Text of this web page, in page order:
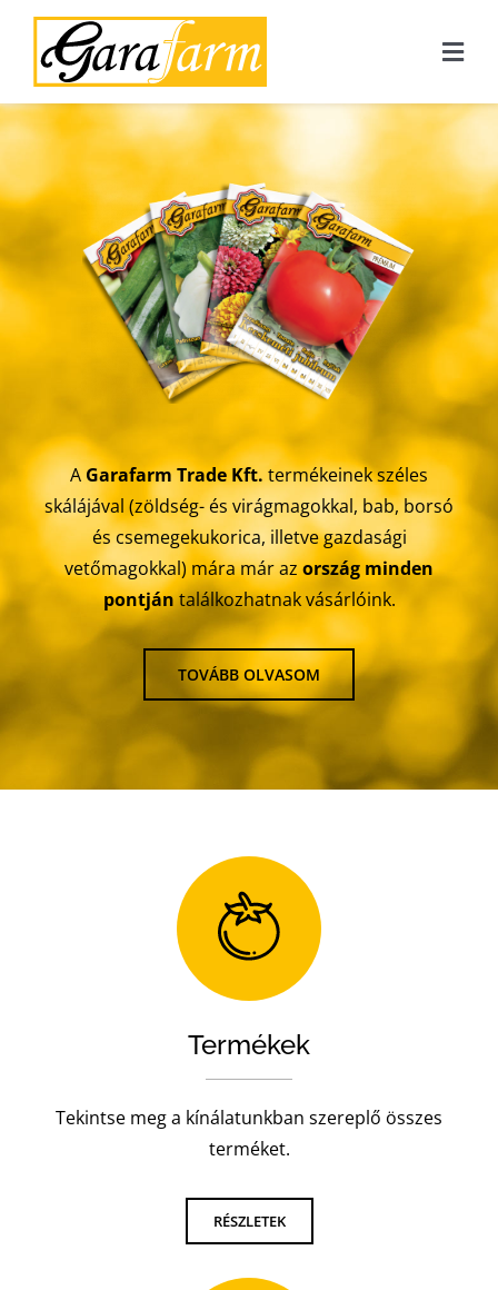
Kihagyás
RÓLUNK
TERMÉKEINK
MAGROVET
KAPCSOLAT
A Garafarm Trade Kft. termékeinek széles
skálájával (zöldség- és virágmagokkal, bab, borsó
és csemegekukorica, illetve gazdasági
vetőmagokkal) mára már azország minden
pontjántalálkozhatnak vásárlóink.
TOVÁBB OLVASOM
Termékek
Tekintse meg a kínálatunkban szereplő összes
terméket.
RÉSZLETEK